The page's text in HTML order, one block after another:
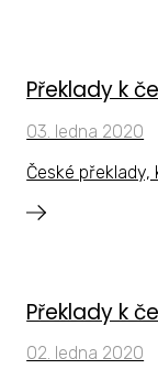
Překlady k
03. ledna 2020
České překlady,
Překlady k
02. ledna 2020